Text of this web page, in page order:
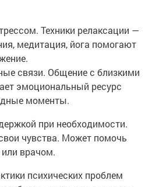
Техники релаксации —
медитация, йога помогают
связи. Общение с близкими
эмоциональный ресурс
моменты.
при необходимости.
чувства. Может помочь
или врачом.
психических проблем